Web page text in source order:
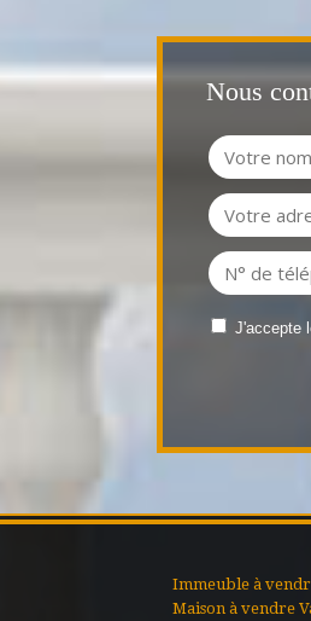
Nous
J'accepte
Immeuble à
Maison à vendre